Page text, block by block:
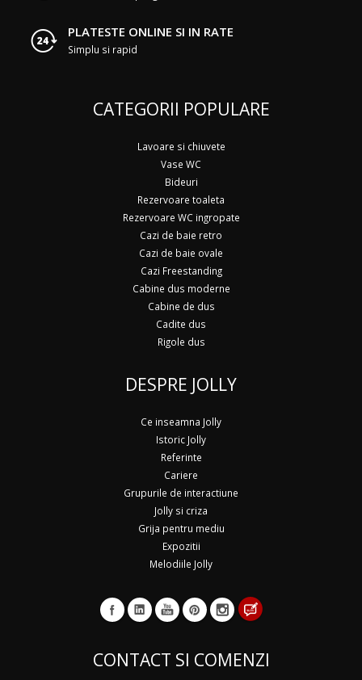
PLATESTE ONLINE SI IN RATE
Simplu si rapid
CATEGORII POPULARE
Lavoare si chiuvete
Vase WC
Bideuri
Rezervoare toaleta
Rezervoare WC ingropate
Cazi de baie retro
Cazi de baie ovale
Cazi Freestanding
Cabine dus moderne
Cabine de dus
Cadite dus
Rigole dus
DESPRE JOLLY
Ce inseamna Jolly
Istoric Jolly
Referinte
Cariere
Grupurile de interactiune
Jolly si criza
Grija pentru mediu
Expozitii
Melodiile Jolly
CONTACT SI COMENZI